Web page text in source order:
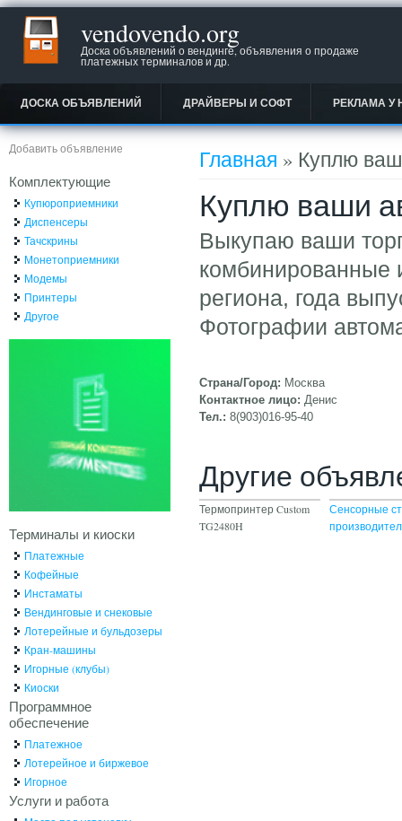
vendovendo.org
Доска объявлений о вендинге, объявления о продаже
платежных терминалов и др.
ДОСКА ОБЪЯВЛЕНИЙ ДРАЙВЕРЫ И СОФТ РЕКЛАМА У
Вы здесь
Главная » Куплю
Куплю ваши
Выкупаю ваши
комбинированные
региона, года
Фотографии
Страна/Город: Москва
Контактное лицо: Денис
Тел.: 8(903)016-95-40
Другие
Термопринтер Custom
TG2480H
Сенсорные
Добавить объявление
Комплектующие
Купюроприемники
Диспенсеры
Тачскрины
Монетоприемники
Модемы
Принтеры
Другое
Терминалы и киоски
Платежные
Кофейные
Инстаматы
Вендинговые и снековые
Лотерейные и бульдозеры
Кран-машины
Игорные (клубы)
Киоски
Программное
обеспечение
Платежное
Лотерейное и биржевое
Игорное
Услуги и работа